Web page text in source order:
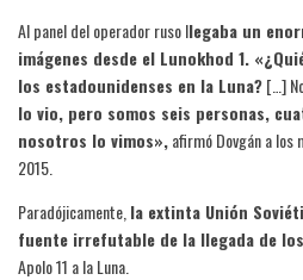
Al panel del operador ruso llegaba un
imágenes desde el Lunokhod 1.
los estadounidenses en la Luna?[…]
lo vio, pero somos seis personas,
nosotros lo vimos»,afirmó Dovgán a los
2015.
Paradójicamente, la extinta Unión
fuente irrefutable de la llegada de
Apolo 11 a la Luna.